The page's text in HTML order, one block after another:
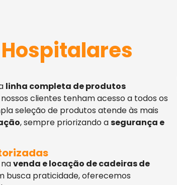
linha completa de produtos
clientes tenham acesso a todos os
seleção de produtos atende às mais
, sempre priorizando asegurança e
venda e locação de cadeiras de
busca praticidade, oferecemos